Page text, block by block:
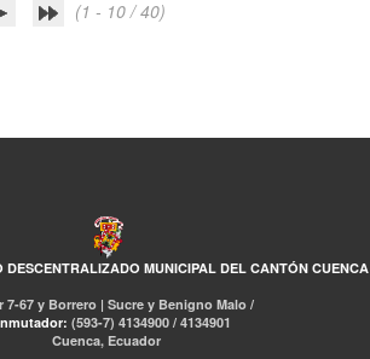
(1 - 10 / 40)
MUNICIPAL DEL CANTÓN CUENCA
7-67 y Borrero | Sucre y Benigno Malo /
(593-7) 4134900 / 4134901
Cuenca, Ecuador